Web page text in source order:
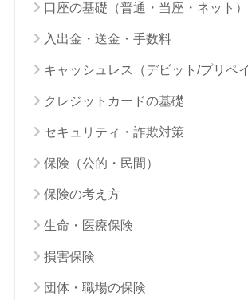
口座の基礎（普通・当座・ネット）
入出金・送金・手数料
キャッシュレス（デビット/プリペ
クレジットカードの基礎
セキュリティ・詐欺対策
保険（公的・民間）
保険の考え方
生命・医療保険
損害保険
団体・職場の保険